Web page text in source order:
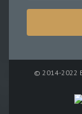
© 2014-2022